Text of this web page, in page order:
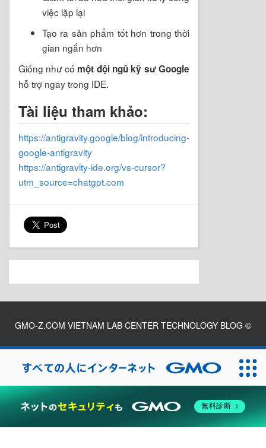
việc lặp lại
Tạo ra sản phẩm tốt hơn trong thời
gian ngắn hơn
Giống như có một đội ngũ kỹ sư Google
hỗ trợ ngay trong IDE.
Tài liệu tham khảo:
https://antigravity.google/blog/introducing-
google-antigravity
https://antigravity-ide.org/vs-cursor?
utm_source=chatgpt.com
GMO-Z.COM VIETNAM LAB CENTER TECHNOLOGY BLOG ©
2026
無料診断